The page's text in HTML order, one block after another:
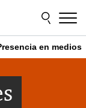
en medios